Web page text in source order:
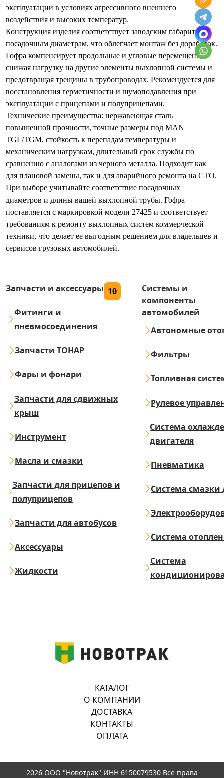
эксплуатации в условиях агрессивного внешнего
воздействия и высоких температур.
Конструкция изделия соответствует заводским габаритам и
посадочным диаметрам, что облегчает монтаж без доработок.
Гофра компенсирует продольные и угловые перемещения,
снижая нагрузку на другие элементы выхлопной системы и
предотвращая трещины в трубопроводах. Рекомендуется для
восстановления герметичности и шумоподавления при
эксплуатации с прицепами и полуприцепами.
Технические преимущества: нержавеющая сталь
повышенной прочности, точные размеры под MAN
TGL/TGM, стойкость к перепадам температуры и
механическим нагрузкам, длительный срок службы по
сравнению с аналогами из черного металла. Подходит как
для плановой замены, так и для аварийного ремонта на СТО.
При выборе учитывайте соответствие посадочных
диаметров и длины вашей выхлопной трубы. Гофра
поставляется с маркировкой модели 27425 и соответствует
требованиям к ремонту выхлопных систем коммерческой
техники, что делает ее выгодным решением для владельцев и
сервисов грузовых автомобилей.
Запчасти и аксессуары 10
Фитинги и
пневмосоединения
Запчасти ТОНАР
Фары и фонари
Запчасти для сдвижных
крыш
Инструмент
Масла и смазки
Запчасти для прицепов и
полуприцепов
Запчасти для автобусов
Аксессуары
Жидкости
Системы и
компоненты
автомобилей
Автономные
Фильтры
Топливная
Рулевое
Система
двигателя
Пневматика
Система смазки
Система
Система
КАТАЛОГ
О КОМПАНИИ
ДОСТАВКА
КОНТАКТЫ
ОПЛАТА
2026 ООО "Новотрак" ИНН 6150079530 Все права